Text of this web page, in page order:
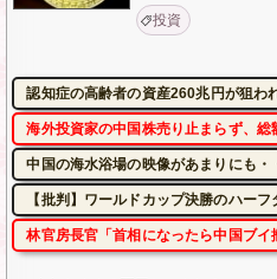
投資
認知症の高齢者の資産260兆円が狙
海外投資家の中国株売り止まらず、
中国の海水浴場の映像があまりにも・
【批判】ワールドカップ決勝のハー
林官房長官「首相になったら中国ブ